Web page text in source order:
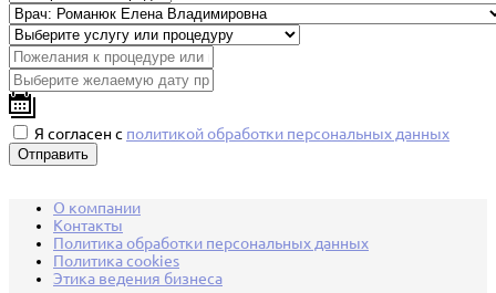
Я согласен с политикой обработки персональных данных
О компании
Контакты
Политика обработки персональных данных
Политика cookies
Этика ведения бизнеса